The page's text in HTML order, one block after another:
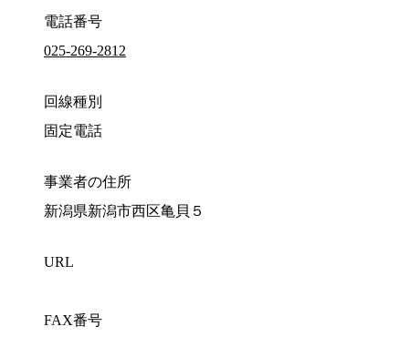
電話番号
025-269-2812
回線種別
固定電話
事業者の住所
新潟県新潟市西区亀貝５
URL
FAX番号